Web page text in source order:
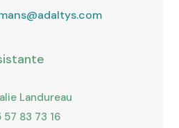
Landureau
57 83 73 16